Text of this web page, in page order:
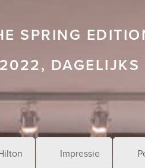
SPRING
Impressie